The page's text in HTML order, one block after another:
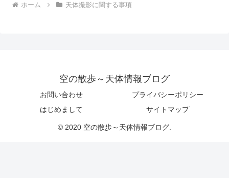
ホーム 天体撮影に関する事項
空の散歩～天体情報ブログ
お問い合わせ
プライバシーポリシー
はじめまして
サイトマップ
© 2020 空の散歩～天体情報ブログ.